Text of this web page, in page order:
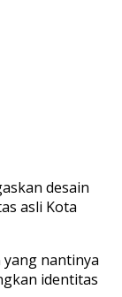
desain
asli Kota
yang nantinya
identitas